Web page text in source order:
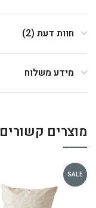
חוות דעת (2)
מידע משלוח
מוצרים קשורים
SALE